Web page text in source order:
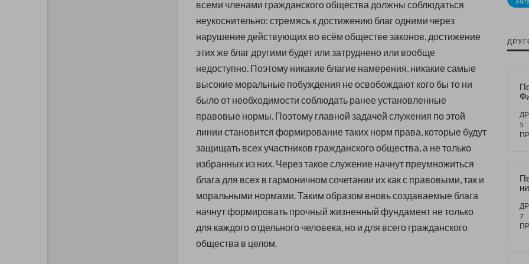
всеми членами гражданского общества должны соблюдаться
неукоснительно: стремясь к достижению благ одними через
нарушение действующих во всём обществе законов, достижение
этих же благ другими будет или затруднено или вообще
недоступно. Поэтому никакие благие намерения, никакие самые
высокие моральные побуждения не освобождают кого бы то ни
было от необходимости соблюдать ранее установленные
правовые нормы. Поэтому главной задачей служения по этой
линии становится формирование таких норм права, которые будут
защищать всех участников гражданского общества, а не только
избранных из них. Через такое служение начнут преумножиться
блага для всех в гармоничном сочетании их как с правовыми, так и
моральными нормами. Таким образом вновь создаваемые блага
начнут формировать прочный жизненный фундамент не только
для каждого отдельного человека, но и для всего гражданского
общества в целом.
л
5
7